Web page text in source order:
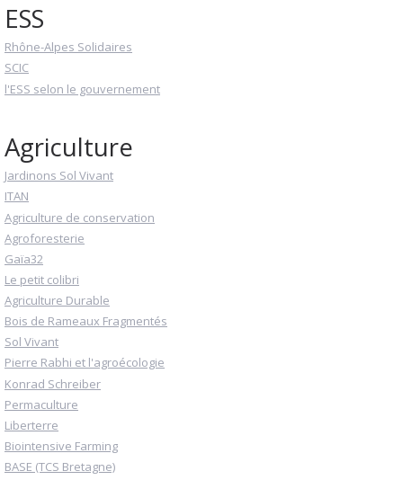
ESS
Rhône-Alpes Solidaires
SCIC
l'ESS selon le gouvernement
Agriculture
Jardinons Sol Vivant
ITAN
Agriculture de conservation
Agroforesterie
Gaïa32
Le petit colibri
Agriculture Durable
Bois de Rameaux Fragmentés
Sol Vivant
Pierre Rabhi et l'agroécologie
Konrad Schreiber
Permaculture
Liberterre
Biointensive Farming
BASE (TCS Bretagne)